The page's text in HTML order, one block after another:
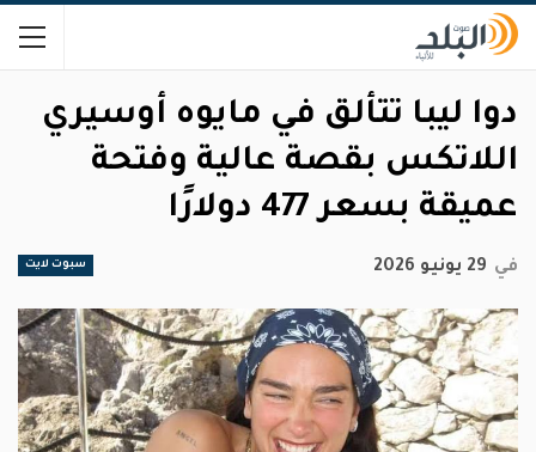
دوا ليبا تتألق في مايوه أوسيري
اللاتكس بقصة عالية وفتحة
عميقة بسعر 477 دولارًا
سبوت لايت في 29 يونيو 2026